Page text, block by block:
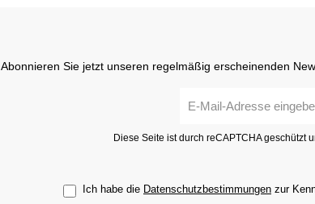
Abonnieren Sie jetzt unseren regelmäßig erscheinenden
Mail-
Diese Seite ist durch reCAPTCHA geschützt
Ich habe die Datenschutzbestimmungen zur